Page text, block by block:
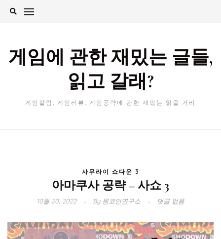
Skip
게임에 관한 재밌는 글들,
읽고 갈래?
게임칼럼, 게임리뷰, 게임공략에 관한 재밌는 읽을 거리
사무라이 쇼다운 3
아마쿠사 공략 – 사쇼 3
10월 20, 2022 By원코인연구소 댓글 없음